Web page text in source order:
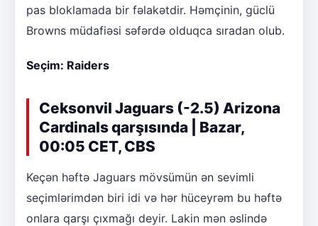
pas bloklamada bir fəlakətdir. Həmçinin, güclü
Browns müdafiəsi səfərdə olduqca sıradan olub.
Seçim: Raiders
Ceksonvil Jaguars (-2.5) Arizona
Cardinals qarşısında | Bazar,
00:05 CET, CBS
Keçən həftə Jaguars mövsümün ən sevimli
seçimlərimdən biri idi və hər hüceyrəm bu həftə
onlara qarşı çıxmağı deyir. Lakin mən əslində